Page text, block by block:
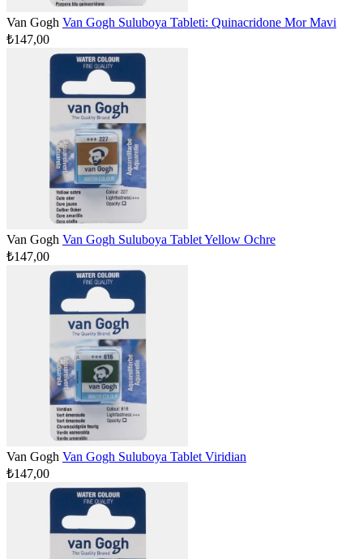
Van Gogh Van Gogh Suluboya Tableti: Quinacridone Mor Mavi
₺147,00
Van Gogh Van Gogh Suluboya Tablet Yellow Ochre
₺147,00
Van Gogh Van Gogh Suluboya Tablet Viridian
₺147,00